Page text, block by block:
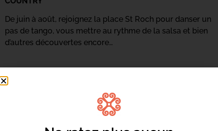
De juin à août, rejoignez la place St Roch pour danser un
pas de tango, vous mettre au rythme de la salsa et bien
d’autres découvertes encore…